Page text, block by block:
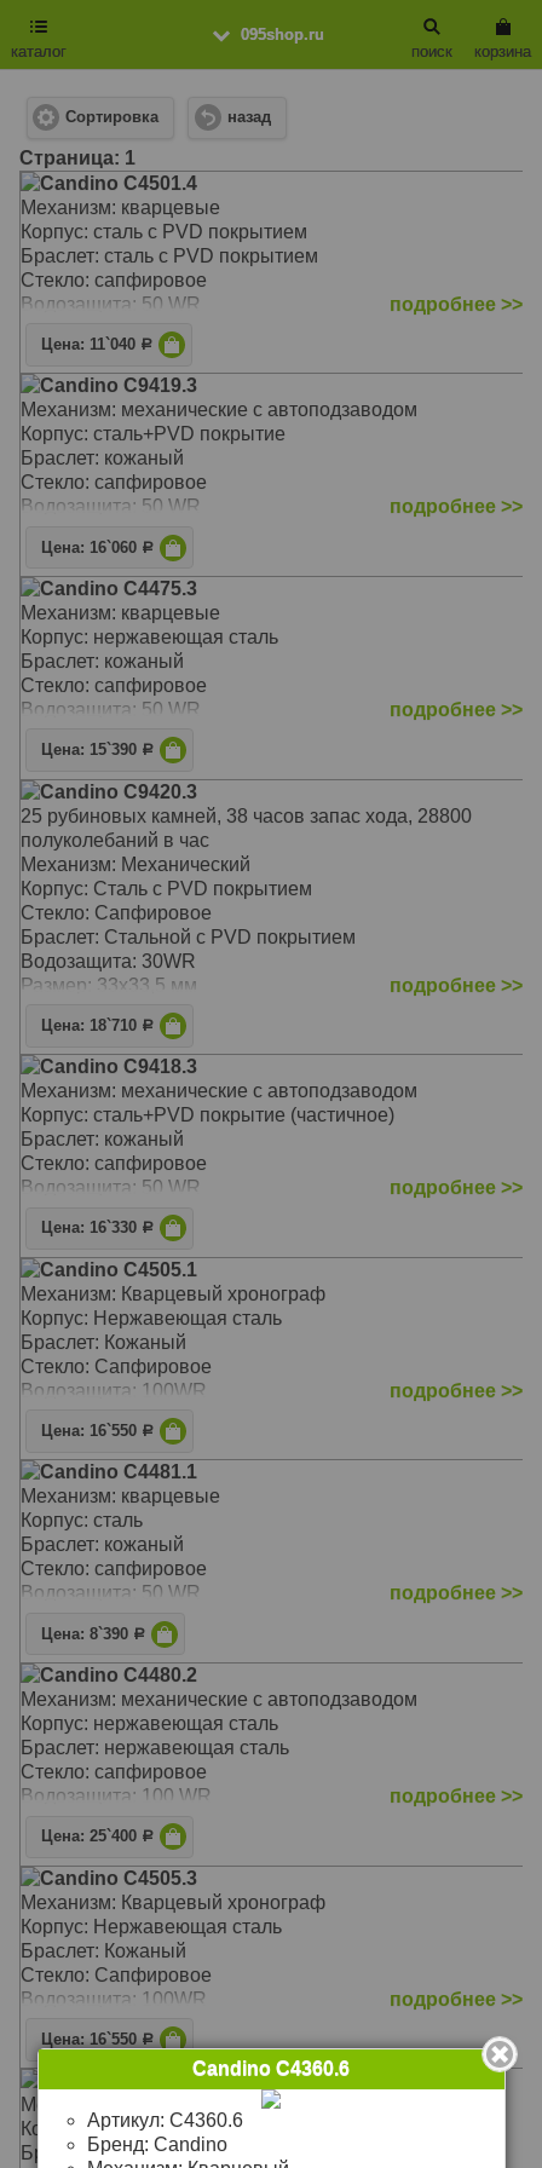
095shop.ru
каталог
корзина
поиск
Сортировка назад
Cтраница: 1
Candino C4501.4
Механизм: кварцевые
Корпус: сталь с PVD покрытием
Браслет: сталь с PVD покрытием
Стекло: сапфировое
Водозащита: 50 WR
подробнее >>
Цена: 11`040 Р
Candino C9419.3
Механизм: механические с автоподзаводом
Корпус: сталь+PVD покрытие
Браслет: кожаный
Стекло: сапфировое
Водозащита: 50 WR
подробнее >>
Цена: 16`060 Р
Candino C4475.3
Механизм: кварцевые
Корпус: нержавеющая сталь
Браслет: кожаный
Стекло: сапфировое
Водозащита: 50 WR
подробнее >>
Цена: 15`390 Р
Candino C9420.3
25 рубиновых камней, 38 часов запас хода, 28800
полуколебаний в час
Механизм: Механический
Корпус: Сталь с PVD покрытием
Стекло: Сапфировое
Браслет: Стальной с PVD покрытием
Водозащита: 30WR
Размер: 33х33,5 мм
подробнее >>
Цена: 18`710 Р
Candino C9418.3
Механизм: механические с автоподзаводом
Корпус: сталь+PVD покрытие (частичное)
Браслет: кожаный
Стекло: сапфировое
Водозащита: 50 WR
подробнее >>
Цена: 16`330 Р
Candino C4505.1
Механизм: Кварцевый хронограф
Корпус: Нержавеющая сталь
Браслет: Кожаный
Стекло: Сапфировое
Водозащита: 100WR
подробнее >>
Цена: 16`550 Р
Candino C4481.1
Механизм: кварцевые
Корпус: сталь
Браслет: кожаный
Стекло: сапфировое
Водозащита: 50 WR
подробнее >>
Цена: 8`390 Р
Candino C4480.2
Механизм: механические с автоподзаводом
Корпус: нержавеющая сталь
Браслет: нержавеющая сталь
Стекло: сапфировое
Водозащита: 100 WR
подробнее >>
Цена: 25`400 Р
Candino C4505.3
Механизм: Кварцевый хронограф
Корпус: Нержавеющая сталь
Браслет: Кожаный
Стекло: Сапфировое
Водозащита: 100WR
подробнее >>
Цена: 16`550 Р
Candino C4360.6
Механизм: Кварцевый
Корпус: Сталь
Браслет: Кожаный
Candino C4360.6
Артикул: C4360.6
Бренд: Candino